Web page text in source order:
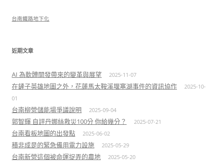
台南鐵路地下化
近期文章
AI 為軟體開發帶來的變革與展望 2025-11-07
在鏟子英雄地圖之外，花蓮馬太鞍溪堰塞湖事件的資訊協作
2025-10-
01
台南柳營儲能場爭議說明 2025-09-04
郭智輝 自評丹娜絲救災100分 你給幾分？ 2025-07-21
台南看板地圖的出發點 2025-06-02
積非成是的緊急備用電力設施 2025-05-29
台南新營這個被命運捉弄的農地 2025-05-20